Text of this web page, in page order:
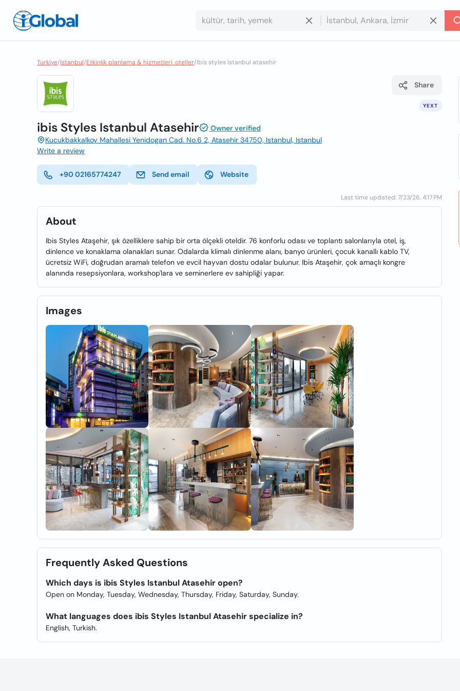
Turkiye/Istanbul/Etkinlik planlama & hizmetleri, oteller/Ibis styles istanbul atasehir
YEXT
Share
ibis Styles Istanbul Atasehir
Owner verified
Kucukbakkalkoy Mahallesi Yenidogan Cad. No.6 2, Atasehir 34750, Istanbul, Istanbul
Write a review
+90 02165774247 Send email Website
Last time updated: 7/23/26, 4:17 PM
About
Ibis Styles Ataşehir, şık özelliklere sahip bir orta ölçekli oteldir. 76 konforlu odası ve toplantı salonlarıyla otel, iş,
dinlence ve konaklama olanakları sunar. Odalarda klimalı dinlenme alanı, banyo ürünleri, çocuk kanallı kablo TV,
ücretsiz WiFi, doğrudan aramalı telefon ve evcil hayvan dostu odalar bulunur. Ibis Ataşehir, çok amaçlı kongre
alanında resepsiyonlara, workshop'lara ve seminerlere ev sahipliği yapar.
Images
Frequently Asked Questions
Which days is ibis Styles Istanbul Atasehir open?
Open on Monday, Tuesday, Wednesday, Thursday, Friday, Saturday, Sunday.
What languages does ibis Styles Istanbul Atasehir specialize in?
English, Turkish.